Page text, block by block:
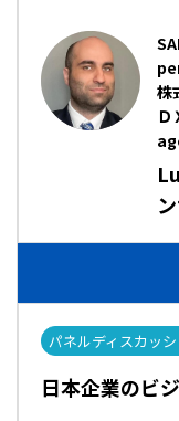
株
パネルディスカッ
日本企業のビ